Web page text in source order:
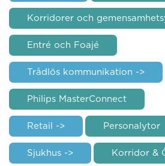
Korridorer och
Entré och Foajé
Trådlös kommunikation ->
Philips MasterConnect
Retail -> Personalytor
Sjukhus -> Korridor &